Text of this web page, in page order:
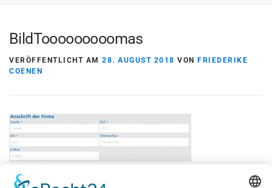
BildTooooooooomas
VERÖFFENTLICHT AM 28. AUGUST 2018 VON
FRIEDERIKE
COENEN